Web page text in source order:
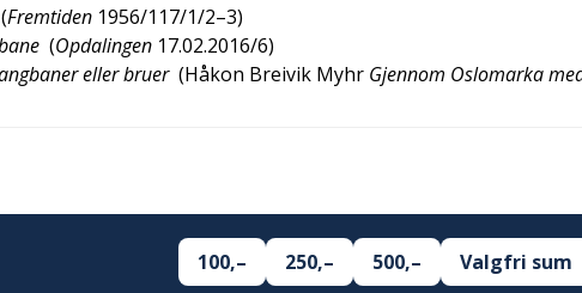
(Fremtiden 1956/117/1/2–3)
(Opdalingen 17.02.2016/6)
eller bruer (Håkon Breivik Myhr Gjennom Oslomarka
100,– 250,– 500,– Valgfri sum